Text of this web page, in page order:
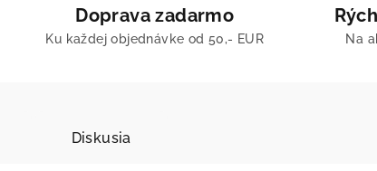
Doprava zadarmo
Ku každej objednávke od 50,- EUR Na
Diskusia